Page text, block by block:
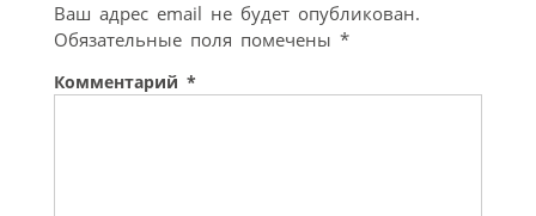
Ваш адрес email не будет опубликован.
Обязательные поля помечены *
Комментарий *